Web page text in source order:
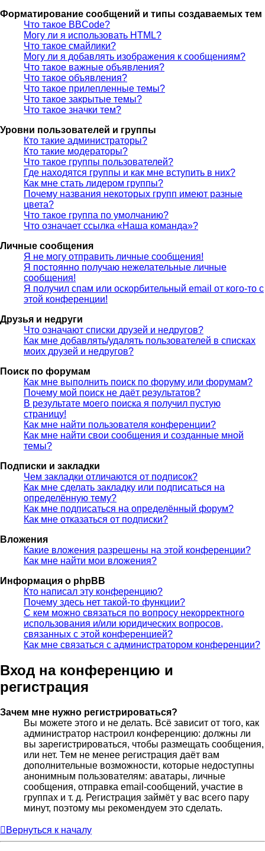
Форматирование сообщений и типы создаваемых тем
Что такое BBCode?
Могу ли я использовать HTML?
Что такое смайлики?
Могу ли я добавлять изображения к сообщениям?
Что такое важные объявления?
Что такое объявления?
Что такое прилепленные темы?
Что такое закрытые темы?
Что такое значки тем?
Уровни пользователей и группы
Кто такие администраторы?
Кто такие модераторы?
Что такое группы пользователей?
Где находятся группы и как мне вступить в них?
Как мне стать лидером группы?
Почему названия некоторых групп имеют разные
цвета?
Что такое группа по умолчанию?
Что означает ссылка «Наша команда»?
Личные сообщения
Я не могу отправить личные сообщения!
Я постоянно получаю нежелательные личные
сообщения!
Я получил спам или оскорбительный email от кого-то с
этой конференции!
Друзья и недруги
Что означают списки друзей и недругов?
Как мне добавлять/удалять пользователей в списках
моих друзей и недругов?
Поиск по форумам
Как мне выполнить поиск по форуму или форумам?
Почему мой поиск не даёт результатов?
В результате моего поиска я получил пустую
страницу!
Как мне найти пользователя конференции?
Как мне найти свои сообщения и созданные мной
темы?
Подписки и закладки
Чем закладки отличаются от подписок?
Как мне сделать закладку или подписаться на
определённую тему?
Как мне подписаться на определённый форум?
Как мне отказаться от подписки?
Вложения
Какие вложения разрешены на этой конференции?
Как мне найти мои вложения?
Информация о phpBB
Кто написал эту конференцию?
Почему здесь нет такой-то функции?
С кем можно связаться по вопросу некорректного
использования и/или юридических вопросов,
связанных с этой конференцией?
Как мне связаться с администратором конференции?
Вход на конференцию и
регистрация
Зачем мне нужно регистрироваться?
Вы можете этого и не делать. Всё зависит от того, как
администратор настроил конференцию: должны ли
вы зарегистрироваться, чтобы размещать сообщения,
или нет. Тем не менее регистрация даёт вам
дополнительные возможности, которые недоступны
анонимным пользователям: аватары, личные
сообщения, отправка email-сообщений, участие в
группах и т. д. Регистрация займёт у вас всего пару
минут, поэтому мы рекомендуем это сделать.
Вернуться к началу